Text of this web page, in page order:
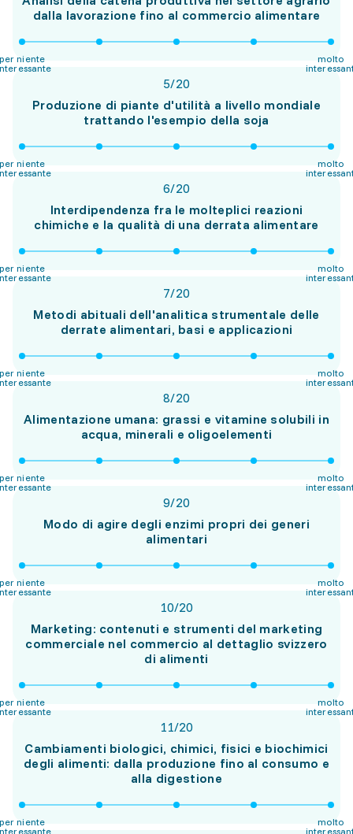
dalla lavorazione fino al commercio alimentare
niente
molto
5/20
Produzione di piante d'utilità a livello mondiale
trattando l'esempio della soja
niente
molto
6/20
Interdipendenza fra le molteplici reazioni
chimiche e la qualità di una derrata alimentare
niente
molto
7/20
Metodi abituali dell'analitica strumentale delle
derrate alimentari, basi e applicazioni
niente
molto
8/20
Alimentazione umana: grassi e vitamine solubili in
acqua, minerali e oligoelementi
niente
molto
9/20
Modo di agire degli enzimi propri dei generi
alimentari
niente
molto
10/20
Marketing: contenuti e strumenti del marketing
commerciale nel commercio al dettaglio svizzero
di alimenti
niente
molto
11/20
Cambiamenti biologici, chimici, fisici e biochimici
degli alimenti: dalla produzione fino al consumo e
alla digestione
niente
molto